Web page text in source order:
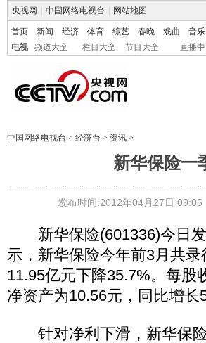
央视网 中国网络电视台 网站地图
首页 新闻 经济 体育 综艺 春晚 戏曲 音乐
电视
频道大全 栏目大全 节目大全 直播中
中国网络电视台 > 经济台 > 资讯 >
新华保险一
发布时间:2012年04月27日 09:05
新华保险(601336)今日发
示，新华保险今年前3月共
11.95亿元下降35.7%。每股
净资产为10.56元，同比增长
针对净利下滑，新华保险